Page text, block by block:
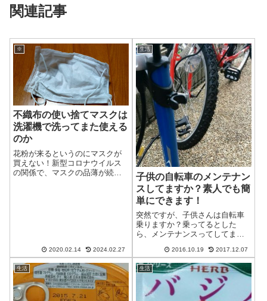
関連記事
※
不織布の使い捨てマスクは
洗濯機で洗ってまた使える
のか
花粉が来るというのにマスクが
買えない！新型コロナウイルス
の関係で、マスクの品薄が続い
2020.02.14 2024.02.27
生活
子供の自転車のメンテナン
スしてますか？素人でも簡
単にできます！
突然ですが、子供さんは自転車
乗りますか？乗ってるとした
ら、メンテナンスってしてます
て、なかには技術が必要なもの
もありますが、最低限のメンテ
をしておくだけで、パンク等の
トラブルも無く、長くキレイに
乗ることができます...
2016.10.19 2017.12.07
生活 生活